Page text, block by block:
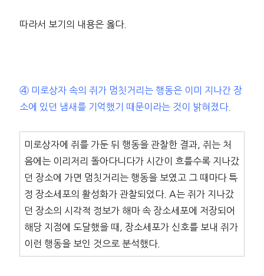
따라서 보기의 내용은 옳다.
④ 미로상자 속의 쥐가 멈칫거리는 행동은 이미 지나간 장
소에 있던 냄새를 기억했기 때문이라는 것이 밝혀졌다.
미로상자에 쥐를 가둔 뒤 행동을 관찰한 결과, 쥐는 처
음에는 이리저리 돌아다니다가 시간이 흐를수록 지나갔
던 장소에 가면 멈칫거리는 행동을 보였고 그 때마다 특
정 장소세포의 활성화가 관찰되었다. A는 쥐가 지나갔
던 장소의 시각적 정보가 해마 속 장소세포에 저장되어
해당 지점에 도달했을 때, 장소세포가 신호를 보내 쥐가
이런 행동을 보인 것으로 분석했다.